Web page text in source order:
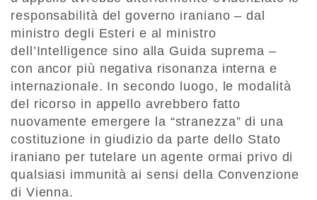
responsabilità del governo iraniano – dal
ministro degli Esteri e al ministro
dell’Intelligence sino alla Guida suprema –
con ancor più negativa risonanza interna e
internazionale. In secondo luogo, le modalità
del ricorso in appello avrebbero fatto
nuovamente emergere la “stranezza” di una
costituzione in giudizio da parte dello Stato
iraniano per tutelare un agente ormai privo di
qualsiasi immunità ai sensi della Convenzione
di Vienna.